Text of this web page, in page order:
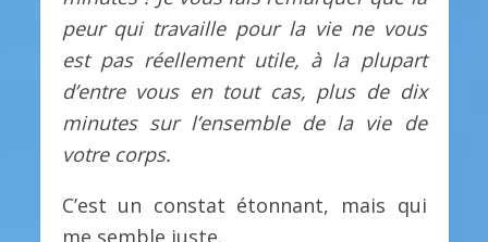
peur qui travaille pour la vie ne vous
est pas réellementutile, à la plupart
d’entre vous en tout cas, plus de dix
minutes sur l’ensemble de la vie de
votre corps.
C’est un constat étonnant, mais qui
me semble juste.